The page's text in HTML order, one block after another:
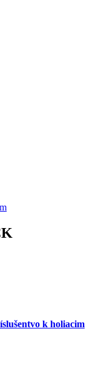
k holiacim